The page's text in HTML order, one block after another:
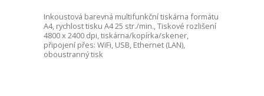
Inkoustová barevná multifunkční tiskárna formátu
A4, rychlost tisku A4 25 str./min., Tiskové rozlišení
4800 x 2400 dpi, tiskárna/kopírka/skener,
připojení přes: WiFi, USB, Ethernet (LAN),
oboustranný tisk